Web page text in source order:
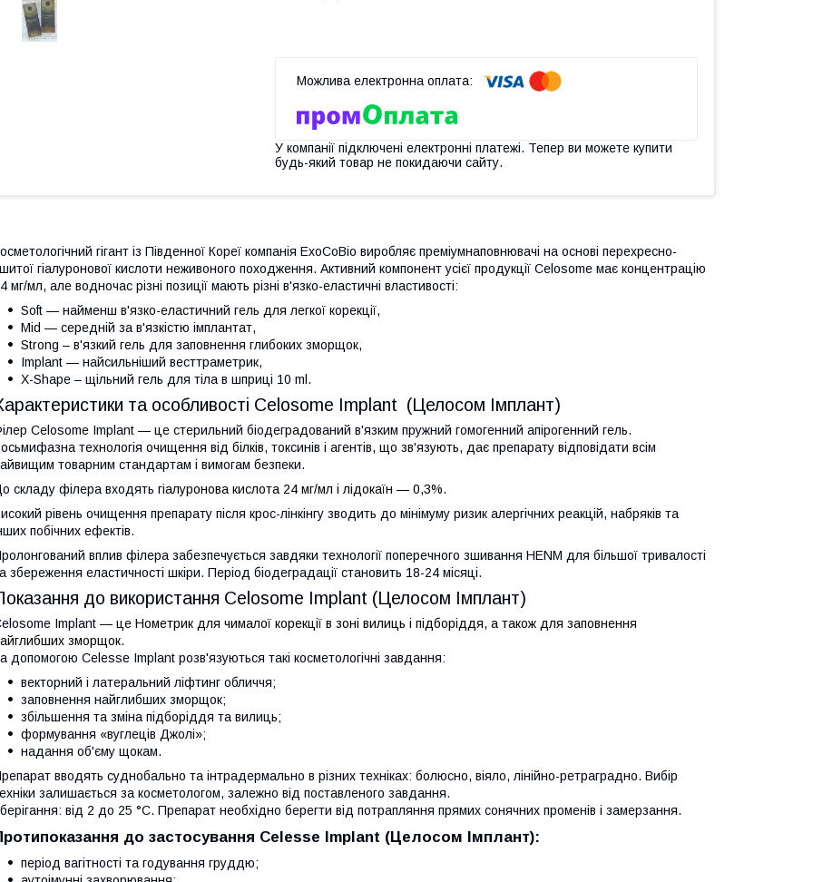
У компанії підключені електронні платежі. Тепер ви можете купити
будь-який товар не покидаючи сайту.
гігант із Південної Кореї компанія ExoCoBio виробляє преміумнаповнювачі на основі перехресно-
гіалуронової кислоти неживоного походження. Активний компонент усієї продукції Celosome має концентрацію
мг/мл, але водночас різні позиції мають різні в'язко-еластичні властивості:
Soft — найменш в'язко-еластичний гель для легкої корекції,
Mid — середній за в'язкістю імплантат,
Strong – в'язкий гель для заповнення глибоких зморщок,
Implant — найсильніший весттраметрик,
X-Shape – щільний гель для тіла в шприці 10 ml.
та особливості Celosome Implant (Целосом Імплант)
Celosome Implant — це стерильний біодеградований в'язким пружний гомогенний апірогенний гель.
технологія очищення від білків, токсинів і агентів, що зв'язують, дає препарату відповідати всім
товарним стандартам і вимогам безпеки.
складу філера входять гіалуронова кислота 24 мг/мл і лідокаїн — 0,3%.
рівень очищення препарату після крос-лінкінгу зводить до мінімуму ризик алергічних реакцій, набряків та
побічних ефектів.
вплив філера забезпечується завдяки технології поперечного зшивання HENM для більшої тривалості
збереження еластичності шкіри. Період біодеградації становить 18-24 місяці.
до використання Celosome Implant (Целосом Імплант)
Implant — це Нометрик для чималої корекції в зоні вилиць і підборіддя, а також для заповнення
зморщок.
допомогою Celesse Implant розв'язуються такі косметологічні завдання:
векторний і латеральний ліфтинг обличчя;
заповнення найглибших зморщок;
збільшення та зміна підборіддя та вилиць;
формування «вуглеців Джолі»;
надання об'єму щокам.
вводять суднобально та інтрадермально в різних техніках: болюсно, віяло, лінійно-ретраградно. Вибір
залишається за косметологом, залежно від поставленого завдання.
від 2 до 25 °C. Препарат необхідно берегти від потрапляння прямих сонячних променів і замерзання.
до застосування Celesse Implant (Целосом Імплант):
період вагітності та годування груддю;